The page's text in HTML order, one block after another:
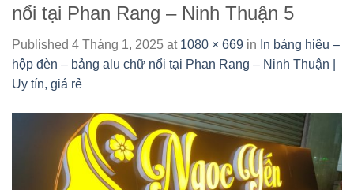
nổi tại Phan Rang – Ninh Thuận 5
Published 4 Tháng 1, 2025 at 1080 × 669 in In bảng hiệu –
hộp đèn – bảng alu chữ nổi tại Phan Rang – Ninh Thuận |
Uy tín, giá rẻ